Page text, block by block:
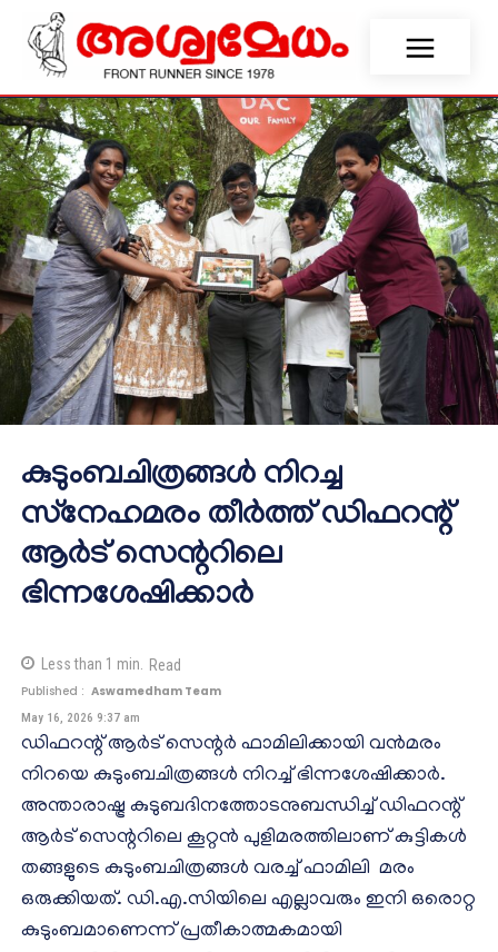
കുടുംബചിത്രങ്ങള്‍ നിറച്ച
സ്‌നേഹമരം തീര്‍ത്ത് ഡിഫറന്റ്
ആര്‍ട് സെന്ററിലെ
ഭിന്നശേഷിക്കാര്‍
Less than 1 min. Read
Published : Aswamedham Team
May 16, 2026 9:37 am
ഡിഫറന്റ് ആര്‍ട് സെന്റര്‍ ഫാമിലിക്കായി വന്‍മരം
നിറയെ കുടുംബചിത്രങ്ങള്‍ നിറച്ച് ഭിന്നശേഷിക്കാര്‍.
അന്താരാഷ്ട്ര കുടുബദിനത്തോടനുബന്ധിച്ച് ഡിഫറന്റ്
ആര്‍ട് സെന്ററിലെ കൂറ്റന്‍ പുളിമരത്തിലാണ് കുട്ടികള്‍
തങ്ങളുടെ കുടുംബചിത്രങ്ങള്‍ വരച്ച് ഫാമിലി മരം
ഒരുക്കിയത്. ഡി.എ.സിയിലെ എല്ലാവരും ഇനി ഒരൊറ്റ
കുടുംബമാണെന്ന് പ്രതീകാത്മകമായി